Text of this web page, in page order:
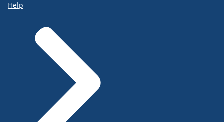
Help